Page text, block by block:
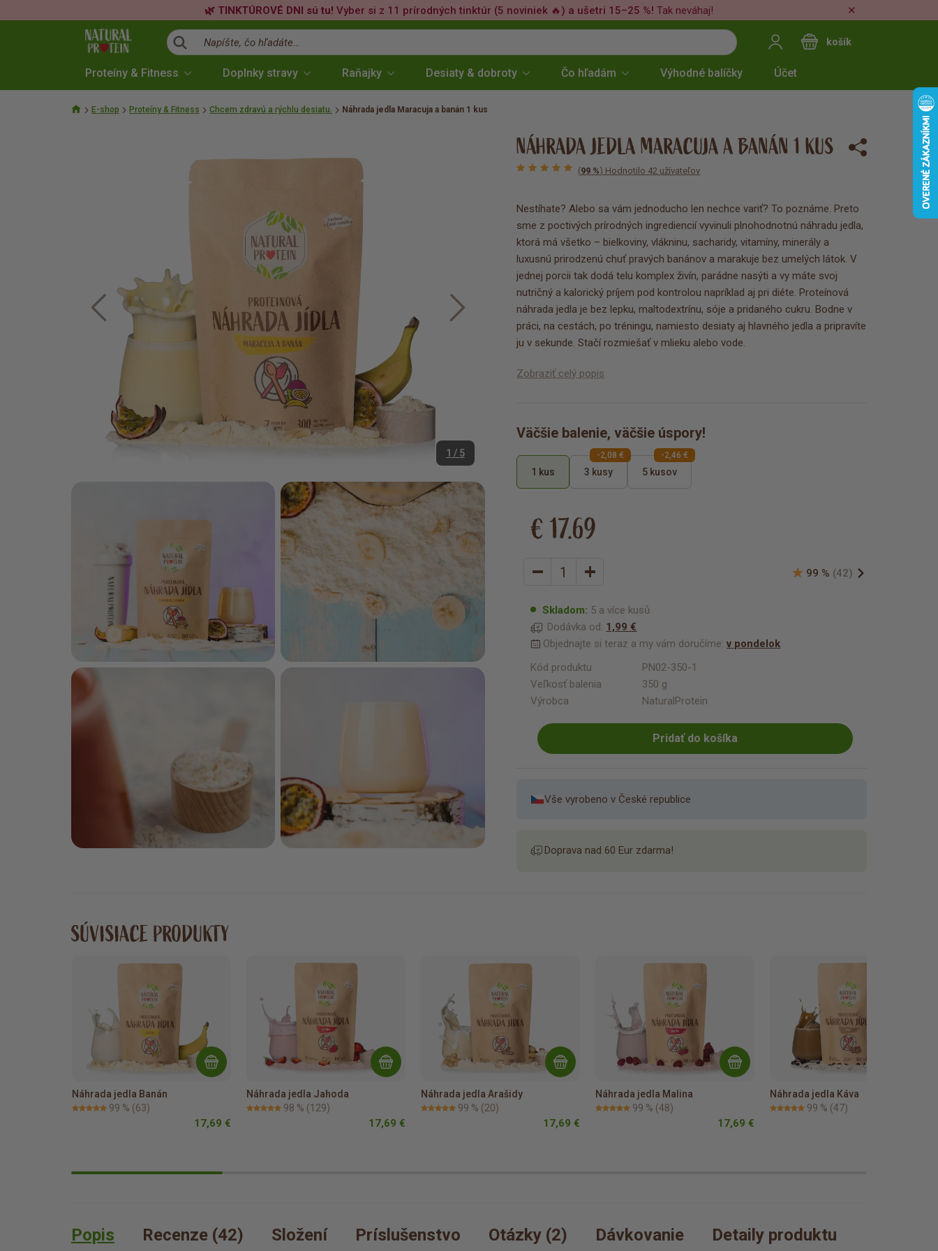
🌿 TINKTÚROVÉ DNI sú tu! Vyber si z 11 prírodných tinktúr (5 noviniek 🔥) a ušetri 15–25 %! Tak neváhaj! ✕
Napíšte, čo hľadáte… košík
Proteíny & Fitness Doplnky stravy Raňajky Desiaty & dobroty Čo hľadám Výhodné balíčky Účet
E-shop Proteíny & Fitness Chcem zdravú a rýchlu desiatu. Náhrada jedla Maracuja a banán 1 kus
1 / 5
NÁHRADA JEDLA MARACUJA A BANÁN 1 KUS
(99 %) Hodnotilo 42 užívateľov
Nestíhate? Alebo sa vám jednoducho len nechce variť? To poznáme. Preto
sme z poctivých prírodných ingrediencií vyvinuli plnohodnotnú náhradu jedla,
ktorá má všetko – bielkoviny, vlákninu, sacharidy, vitamíny, minerály a
luxusnú prirodzenú chuť pravých banánov a marakuje bez umelých látok. V
jednej porcii tak dodá telu komplex živín, parádne nasýti a vy máte svoj
nutričný a kalorický príjem pod kontrolou napríklad aj pri diéte. Proteínová
náhrada jedla je bez lepku, maltodextrínu, sóje a pridaného cukru. Bodne v
práci, na cestách, po tréningu, namiesto desiaty aj hlavného jedla a pripravíte
ju v sekunde. Stačí rozmiešať v mlieku alebo vode.
Zobraziť celý popis
Väčšie balenie, väčšie úspory!
1 kus 3 kusy
-2,08 €
5 kusov
-2,46 €
99 % (42)
€ 17.69
Skladom: 5 a více kusů
Dodávka od: 1,99 €
Objednajte si teraz a my vám doručíme: v pondelok
Kód produktu
PN02-350-1
Veľkosť balenia
350 g
Výrobca
NaturalProtein
Pridať do košíka
Vše vyrobeno v České republice
Doprava nad 60 Eur zdarma!
SÚVISIACE PRODUKTY
Náhrada jedla Banán
99 % (63)
17,69 €
Náhrada jedla Jahoda
98 % (129)
17,69 €
Náhrada jedla Arašidy
99 % (20)
17,69 €
Náhrada jedla Malina
99 % (48)
17,69 €
Náhrada jedla Káva
99 % (47)
Popis Recenze (42) Složení Príslušenstvo Otázky (2) Dávkovanie Detaily produktu